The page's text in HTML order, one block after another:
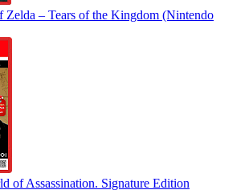
Zelda – Tears of the Kingdom (Nintendo
of Assassination. Signature Edition